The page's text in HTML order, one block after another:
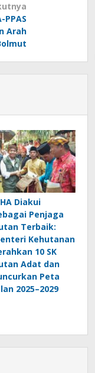
Arah
Diakui
Penjaga
Terbaik:
Kehutanan
10 SK
Adat dan
Peta
2025–2029